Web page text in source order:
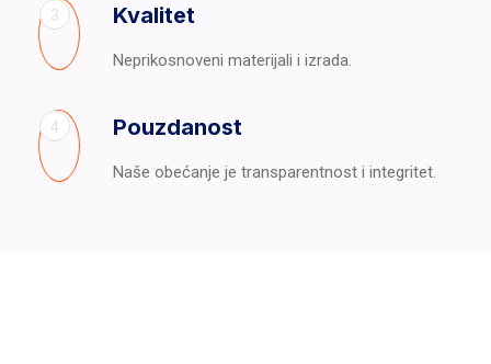
3 Kvalitet
Neprikosnoveni materijali i izrada.
4 Pouzdanost
Naše obećanje je transparentnost i integritet.